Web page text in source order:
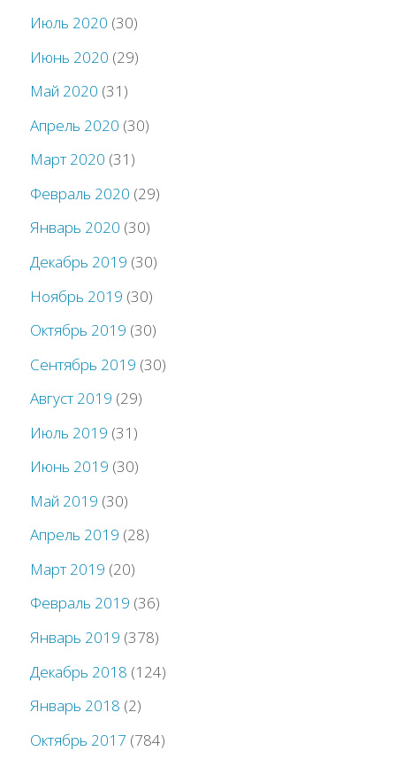
Июль 2020 (30)
Июнь 2020 (29)
Май 2020 (31)
Апрель 2020 (30)
Март 2020 (31)
Февраль 2020 (29)
Январь 2020 (30)
Декабрь 2019 (30)
Ноябрь 2019 (30)
Октябрь 2019 (30)
Сентябрь 2019 (30)
Август 2019 (29)
Июль 2019 (31)
Июнь 2019 (30)
Май 2019 (30)
Апрель 2019 (28)
Март 2019 (20)
Февраль 2019 (36)
Январь 2019 (378)
Декабрь 2018 (124)
Январь 2018 (2)
Октябрь 2017 (784)